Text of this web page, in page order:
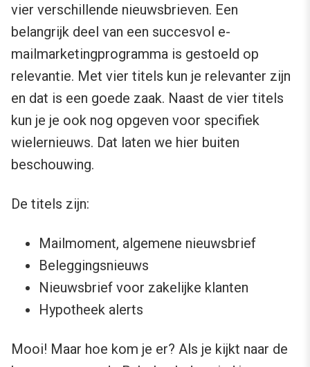
vier verschillende nieuwsbrieven. Een
belangrijk deel van een succesvol e-
mailmarketingprogramma is gestoeld op
relevantie. Met vier titels kun je relevanter zijn
en dat is een goede zaak. Naast de vier titels
kun je je ook nog opgeven voor specifiek
wielernieuws. Dat laten we hier buiten
beschouwing.
De titels zijn:
Mailmoment, algemene nieuwsbrief
Beleggingsnieuws
Nieuwsbrief voor zakelijke klanten
Hypotheek alerts
Mooi! Maar hoe kom je er? Als je kijkt naar de